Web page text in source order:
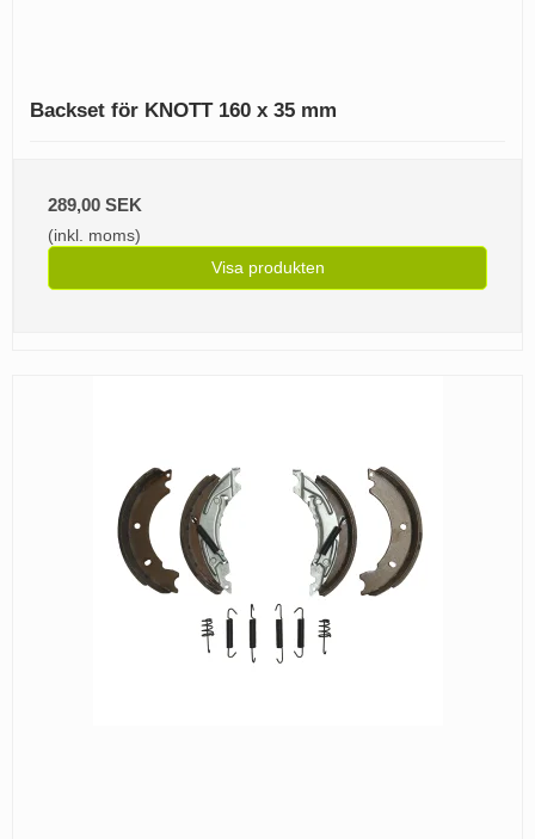
Backset för KNOTT 160 x 35 mm
289,00 SEK
(inkl. moms)
Visa produkten